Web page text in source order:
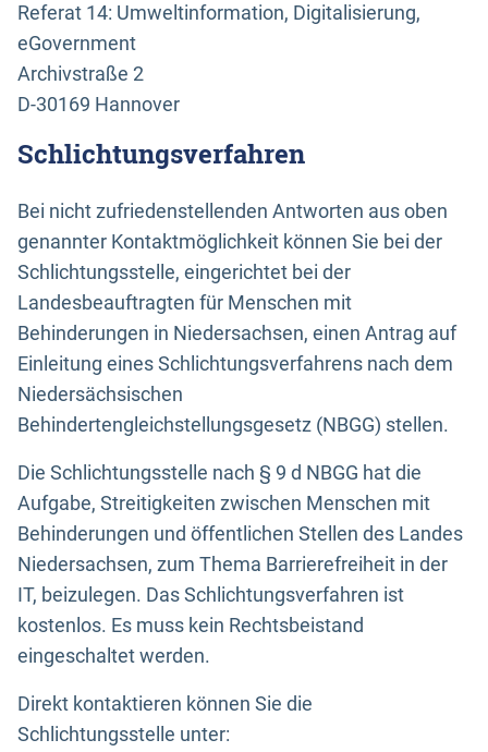
Referat 14: Umweltinformation, Digitalisierung,
eGovernment
Archivstraße 2
D-30169 Hannover
Schlichtungsverfahren
Bei nicht zufriedenstellenden Antworten aus oben
genannter Kontaktmöglichkeit können Sie bei der
Schlichtungsstelle, eingerichtet bei der
Landesbeauftragten für Menschen mit
Behinderungen in Niedersachsen, einen Antrag auf
Einleitung eines Schlichtungsverfahrens nach dem
Niedersächsischen
Behindertengleichstellungsgesetz (NBGG) stellen.
Die Schlichtungsstelle nach § 9 d NBGG hat die
Aufgabe, Streitigkeiten zwischen Menschen mit
Behinderungen und öffentlichen Stellen des Landes
Niedersachsen, zum Thema Barrierefreiheit in der
IT, beizulegen. Das Schlichtungsverfahren ist
kostenlos. Es muss kein Rechtsbeistand
eingeschaltet werden.
Direkt kontaktieren können Sie die
Schlichtungsstelle unter: